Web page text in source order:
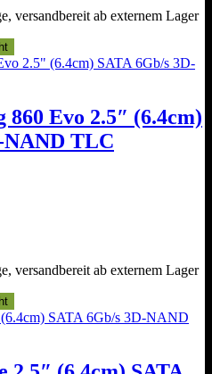
versandbereit ab externem Lager
860 Evo 2.5″ (6.4cm)
NAND TLC
versandbereit ab externem Lager